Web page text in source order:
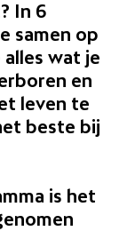
In 6
samen op
wat je
en
leven te
beste bij
is het